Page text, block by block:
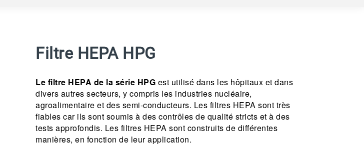
Filtre HEPA HPG
Le filtre HEPA de la série HPG est utilisé dans les hôpitaux et dans
divers autres secteurs, y compris les industries nucléaire,
agroalimentaire et des semi-conducteurs. Les filtres HEPA sont très
fiables car ils sont soumis à des contrôles de qualité stricts et à des
tests approfondis. Les filtres HEPA sont construits de différentes
manières, en fonction de leur application.